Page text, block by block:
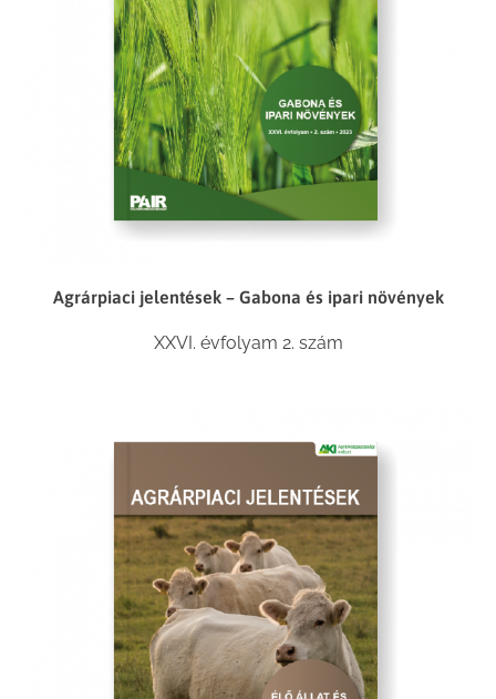
Agrárpiaci jelentések – Gabona és ipari növények
XXVI. évfolyam 2. szám